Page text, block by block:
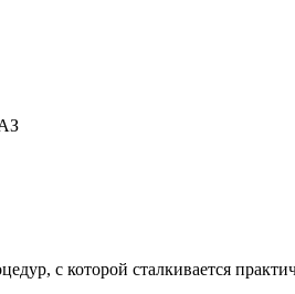
с которой сталкивается